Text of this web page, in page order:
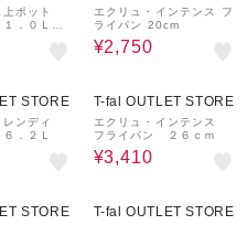
上ポット
．０Ｌ
エクリュ・インテンス フ
ライパン 20cm
¥2,750
STORE
ンディ
．２Ｌ
T-fal OUTLET STORE
エクリュ・インテンス
フライパン ２６ｃｍ
¥3,410
STORE T-fal OUTLET STORE